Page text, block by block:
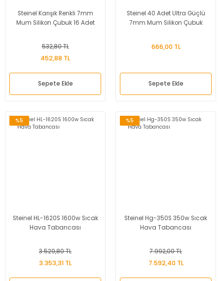
Steinel Karışık Renkli 7mm
Mum Silikon Çubuk 16 Adet
532,80 TL
452,88 TL
Sepete Ekle
Steinel 40 Adet Ultra Güçlü
7mm Mum Silikon Çubuk
666,00 TL
Sepete Ekle
%5
Steinel HL-1620S 1600w Sıcak
Hava Tabancası
3.529,80 TL
3.353,31 TL
%5
Steinel Hg-350S 350w Sıcak
Hava Tabancası
7.992,00 TL
7.592,40 TL